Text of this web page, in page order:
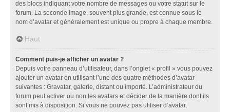
des blocs indiquant votre nombre de messages ou votre statut sur le
forum. La seconde image, souvent plus grande, est connue sous le
nom d’avatar et généralement est unique ou propre à chaque membre.
Haut
Comment puis-je afficher un avatar ?
Depuis votre panneau d’utilisateur, dans l’onglet « profil » vous pouvez
ajouter un avatar en utilisant l’une des quatre méthodes d’avatar
suivantes : Gravatar, galerie, distant ou importé. L’administrateur du
forum peut activer ou non les avatars et décider de la manière dont ils
sont mis à disposition. Si vous ne pouvez pas utiliser d’avatar,